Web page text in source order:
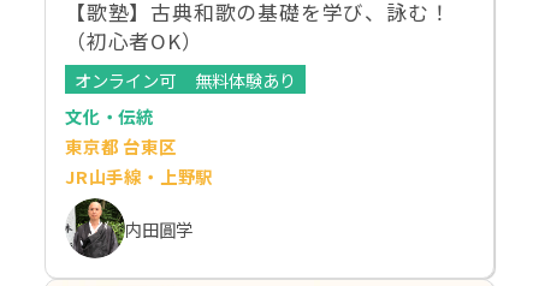
【歌塾】古典和歌の基礎を学び、詠む！
（初心者OK）
オンライン可
無料体験あり
文化・伝統
東京都 台東区
JR山手線・上野駅
内田圓学